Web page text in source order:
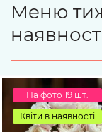
Меню
На фото 19 шт.
Квіти в наявності